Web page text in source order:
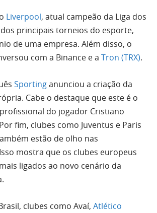
Liverpool, atual campeão da Liga dos
principais torneios do esporte,
de uma empresa. Além disso, o
com a Binance e a Tron (TRX).
Sportinganunciou a criação da
Cabe o destaque que este é o
do jogador Cristiano
fim, clubes como Juventus e Paris
estão de olho nas
mostra que os clubes europeus
ligados ao novo cenário da
clubes como Avaí, Atlético